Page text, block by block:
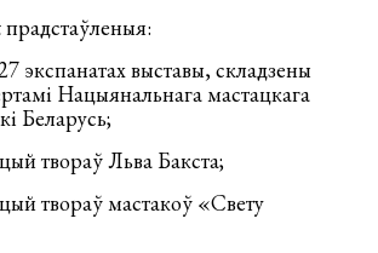
экспанатах выставы, складзены
Нацыянальнага мастацкага
Беларусь;
твораў Льва Бакста;
твораў мастакоў «Свету